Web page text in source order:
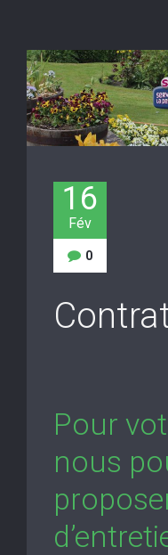
16
Fév
0
Pour
nous